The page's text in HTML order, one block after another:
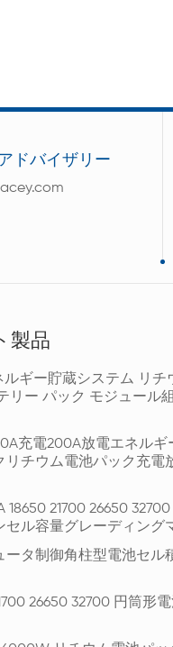
ドバイザリー
製品
ルギー貯蔵システム リチ
リー パック モジュール
充電200A放電エネルギ
リチウム電池パック充電
18650 21700 26650
セル容量グレーディング
ータ制御角柱型電池セル
26650 32700 円筒形